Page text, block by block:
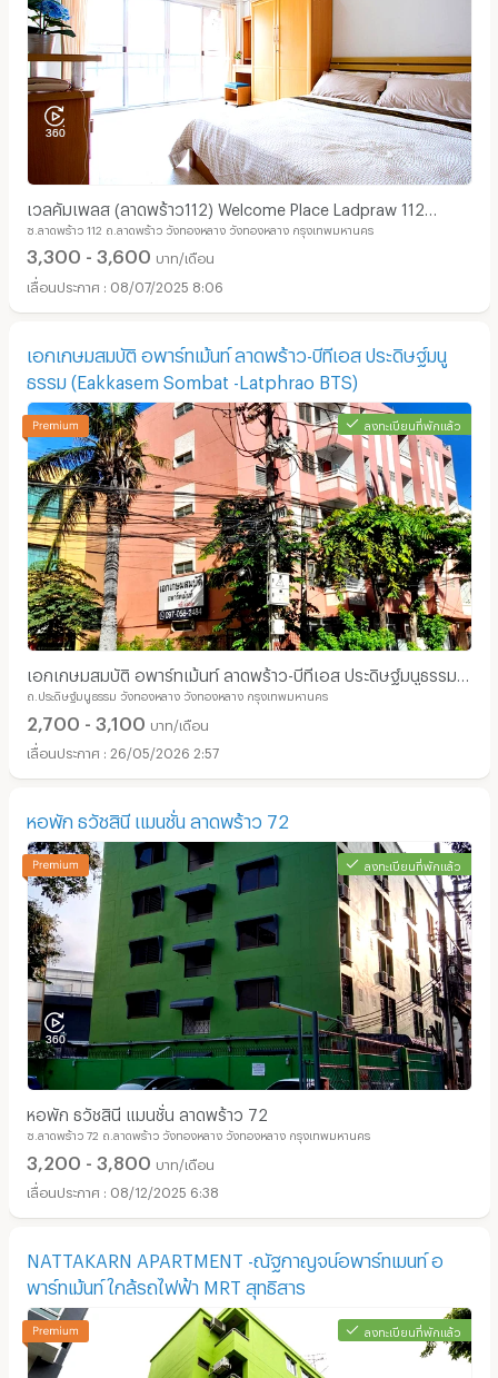
เวลคัมเพลส (ลาดพร้าว112) Welcome Place Ladpraw 112
รามคำแหง 53
ซ.ลาดพร้าว 112 ถ.ลาดพร้าว วังทองหลาง วังทองหลาง กรุงเทพมหานคร
3,300 - 3,600 บาท/เดือน
08/07/2025 8:06
เอกเกษมสมบัติ อพาร์ทเม้นท์ ลาดพร้าว-บีทีเอส ประดิษฐ์มนู
ธรรม (Eakkasem Sombat -Latphrao BTS)
ลงทะเบียนที่พักแล้ว
เอกเกษมสมบัติ อพาร์ทเม้นท์ ลาดพร้าว-บีทีเอส ประดิษฐ์มนูธรรม
(Eakkasem Sombat -Latphrao BTS)
ถ.ประดิษฐ์มนูธรรม วังทองหลาง วังทองหลาง กรุงเทพมหานคร
2,700 - 3,100 บาท/เดือน
26/05/2026 2:57
หอพัก ธวัชสินี แมนชั่น ลาดพร้าว 72
ลงทะเบียนที่พักแล้ว
หอพัก ธวัชสินี แมนชั่น ลาดพร้าว 72
ซ.ลาดพร้าว 72 ถ.ลาดพร้าว วังทองหลาง วังทองหลาง กรุงเทพมหานคร
3,200 - 3,800 บาท/เดือน
08/12/2025 6:38
NATTAKARN APARTMENT -ณัฐกาญจน์อพาร์ทเมนท์ อ
พาร์ทเม้นท์ ใกล้รถไฟฟ้า MRT สุทธิสาร
ลงทะเบียนที่พักแล้ว